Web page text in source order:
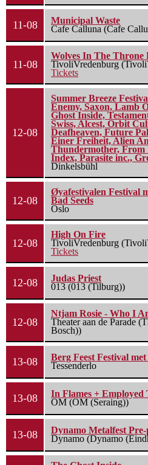
11-08
Municipal Waste
Cafe Calluna (Cafe
11-08
Wolves In The Throne
TivoliVredenburg
Tickets
12-08
Summer Breeze
Enemy, Saxon, Lamb
Ghost Inside,
Swiss, Alcest, Orbit
Deafheaven, Future
Einer Freiheit, Alien
Thundermother,
Index, Parasite inc.,
Dinkelsbühl
12-08
Øyafestivalen Festival
Bad Seeds
Oslo
12-08
High On Fire
TivoliVredenburg
Tickets
12-08
Judas Priest
013 (013 (Tilburg))
12-08
Ntjam Rosie - Who I
Theater aan de Parade
Bosch))
13-08
Berg Feest Festival
Tessenderlo
13-08
In Flames + Employed
OM (OM (Seraing))
13-08
Dynamo Metalfest
Dynamo (Dynamo